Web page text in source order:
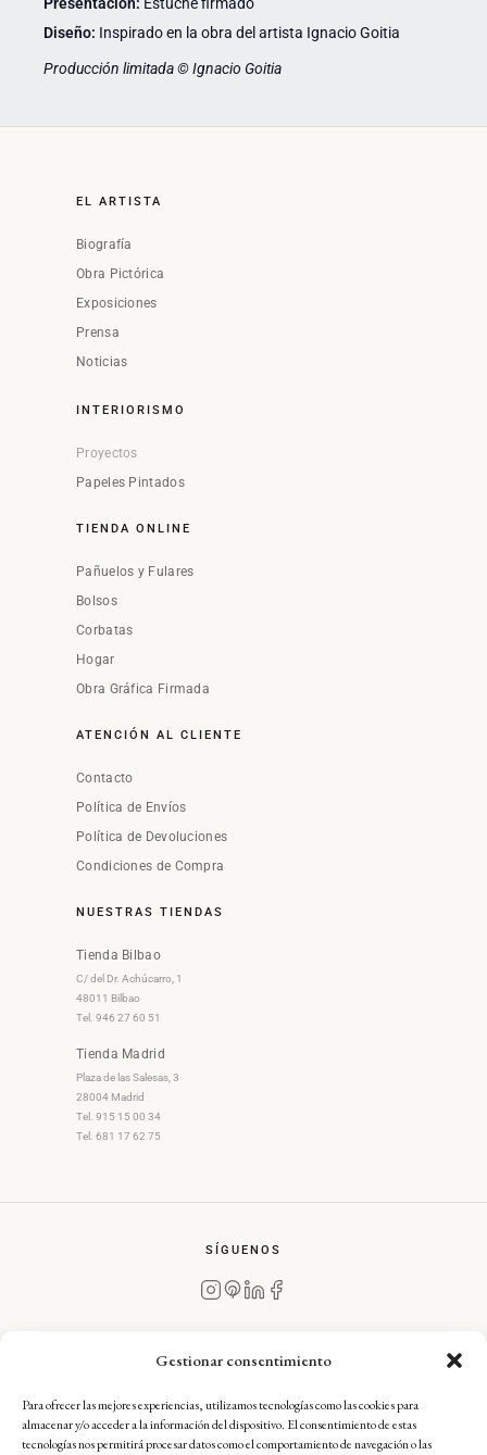
Gestionar consentimiento
Para ofrecer las mejores experiencias, utilizamos tecnologías como las cookies para
almacenar y/o acceder a la información del dispositivo. El consentimiento de estas
tecnologías nos permitirá procesar datos como el comportamiento de navegación o las
Presentación: Estuche firmado
Diseño: Inspirado en la obra del artista Ignacio Goitia
Producción limitada © Ignacio Goitia
EL ARTISTA
Biografía
Obra Pictórica
Exposiciones
Prensa
Noticias
INTERIORISMO
Proyectos
Papeles Pintados
TIENDA ONLINE
Pañuelos y Fulares
Bolsos
Corbatas
Hogar
Obra Gráfica Firmada
ATENCIÓN AL CLIENTE
Contacto
Política de Envíos
Política de Devoluciones
Condiciones de Compra
NUESTRAS TIENDAS
Tienda Bilbao
C/ del Dr. Achúcarro, 1
48011 Bilbao
Tel. 946 27 60 51
Tienda Madrid
Plaza de las Salesas, 3
28004 Madrid
Tel. 915 15 00 34
Tel. 681 17 62 75
SÍGUENOS
Aviso Legal·Condiciones Generales de Compra·
Política de Devoluciones·Política de Envíos·